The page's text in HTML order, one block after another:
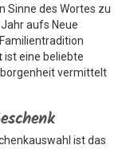
Sinne des Wortes zu
aufs Neue
ist eine beliebte
vermittelt
ist das